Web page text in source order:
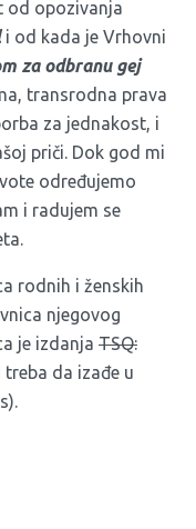
od opozivanja
i od kada je Vrhovni
za odbranu gej
transrodna prava
za jednakost, i
priči. Dok god mi
određujemo
i radujem se
rodnih i ženskih
njegovog
je izdanja TSQ:
treba da izađe u